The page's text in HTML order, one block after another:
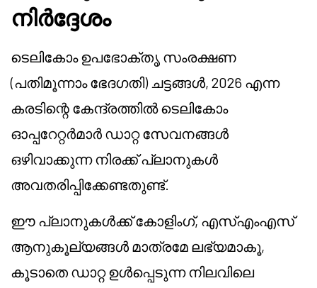
നിർദ്ദേശം
ടെലികോം ഉപഭോക്തൃ സംരക്ഷണ
(പതിമൂന്നാം ഭേദഗതി) ചട്ടങ്ങൾ, 2026 എന്ന
കരടിന്റെ കേന്ദ്രത്തിൽ ടെലികോം
ഓപ്പറേറ്റർമാർ ഡാറ്റ സേവനങ്ങൾ
ഒഴിവാക്കുന്ന നിരക്ക് പ്ലാനുകൾ
അവതരിപ്പിക്കേണ്ടതുണ്ട്.
ഈ പ്ലാനുകൾക്ക് കോളിംഗ്, എസ്‌എം‌എസ്
ആനുകൂല്യങ്ങൾ മാത്രമേ ലഭ്യമാകൂ,
കൂടാതെ ഡാറ്റ ഉൾപ്പെടുന്ന നിലവിലെ